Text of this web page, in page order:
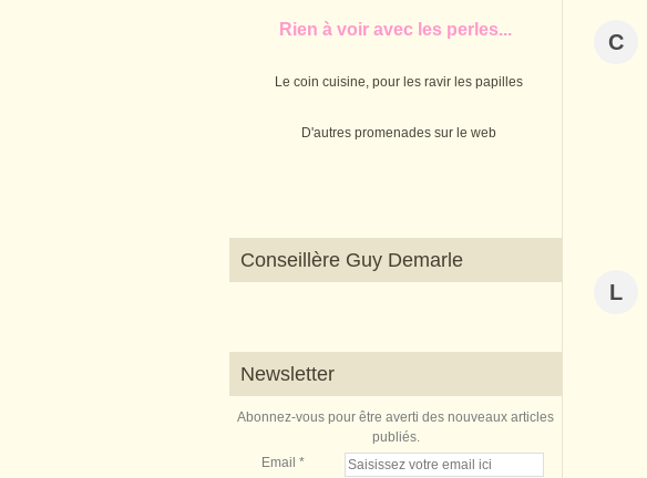
Rien à voir avec les perles...
Le coin cuisine, pour les ravir les papilles
D'autres promenades sur le web
Conseillère Guy Demarle
Newsletter
Abonnez-vous pour être averti des nouveaux articles
publiés.
Email
C
L